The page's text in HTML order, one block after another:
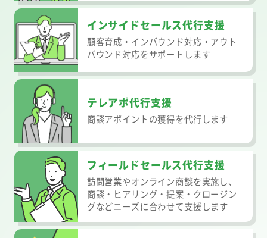
インサイドセールス代行支援
顧客育成・インバウンド対応・アウト
バウンド対応をサポートします
テレアポ代行支援
商談アポイントの獲得を代行します
フィールドセールス代行支援
訪問営業やオンライン商談を実施し、
商談・ヒアリング・提案・クロージン
グなどニーズに合わせて支援します